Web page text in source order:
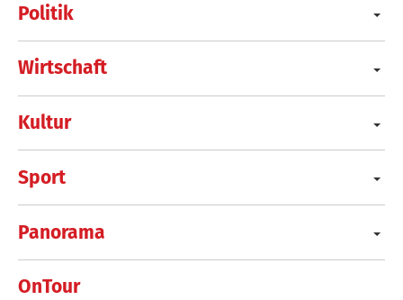
Politik
Wirtschaft
Kultur
Sport
Panorama
OnTour